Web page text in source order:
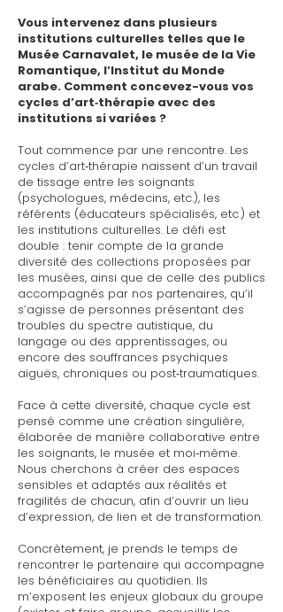
Vous intervenez dans plusieurs
institutions culturelles telles que le
Musée Carnavalet, le musée de la Vie
Romantique, l’Institut du Monde
arabe. Comment concevez-vous vos
cycles d’art‑thérapie avec des
institutions si variées ?
Tout commence par une rencontre. Les
cycles d’art‑thérapie naissent d’un travail
de tissage entre les soignants
(psychologues, médecins, etc.), les
référents (éducateurs spécialisés, etc.) et
les institutions culturelles. Le défi est
double : tenir compte de la grande
diversité des collections proposées par
les musées, ainsi que de celle des publics
accompagnés par nos partenaires, qu’il
s’agisse de personnes présentant des
troubles du spectre autistique, du
langage ou des apprentissages, ou
encore des souffrances psychiques
aiguës, chroniques ou post‑traumatiques.
Face à cette diversité, chaque cycle est
pensé comme une création singulière,
élaborée de manière collaborative entre
les soignants, le musée et moi‑même.
Nous cherchons à créer des espaces
sensibles et adaptés aux réalités et
fragilités de chacun, afin d’ouvrir un lieu
d’expression, de lien et de transformation.
Concrètement, je prends le temps de
rencontrer le partenaire qui accompagne
les bénéficiaires au quotidien. Ils
m’exposent les enjeux globaux du groupe